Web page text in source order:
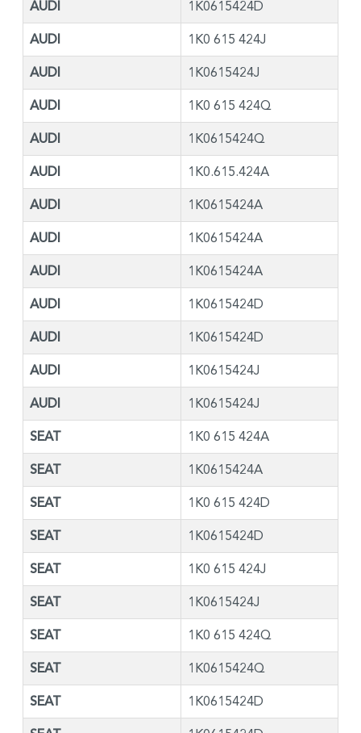
AUDI 1K0615424D
AUDI 1K0 615 424J
AUDI 1K0615424J
AUDI 1K0 615 424Q
AUDI 1K0615424Q
AUDI 1K0.615.424A
AUDI 1K0615424A
AUDI 1K0615424A
AUDI 1K0615424A
AUDI 1K0615424D
AUDI 1K0615424D
AUDI 1K0615424J
AUDI 1K0615424J
SEAT 1K0 615 424A
SEAT 1K0615424A
SEAT 1K0 615 424D
SEAT 1K0615424D
SEAT 1K0 615 424J
SEAT 1K0615424J
SEAT 1K0 615 424Q
SEAT 1K0615424Q
SEAT 1K0615424D